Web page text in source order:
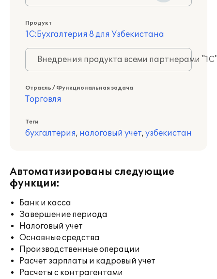
Продукт
1С:Бухгалтерия 8 для Узбекистана
Внедрения продукта всеми партнерами
Отрасль / Функциональная задача
Торговля
Теги
бухгалтерия, налоговый учет, узбекистан
Автоматизированы следующие
функции:
Банк и касса
Завершение периода
Налоговый учет
Основные средства
Производственные операции
Расчет зарплаты и кадровый учет
Расчеты с контрагентами